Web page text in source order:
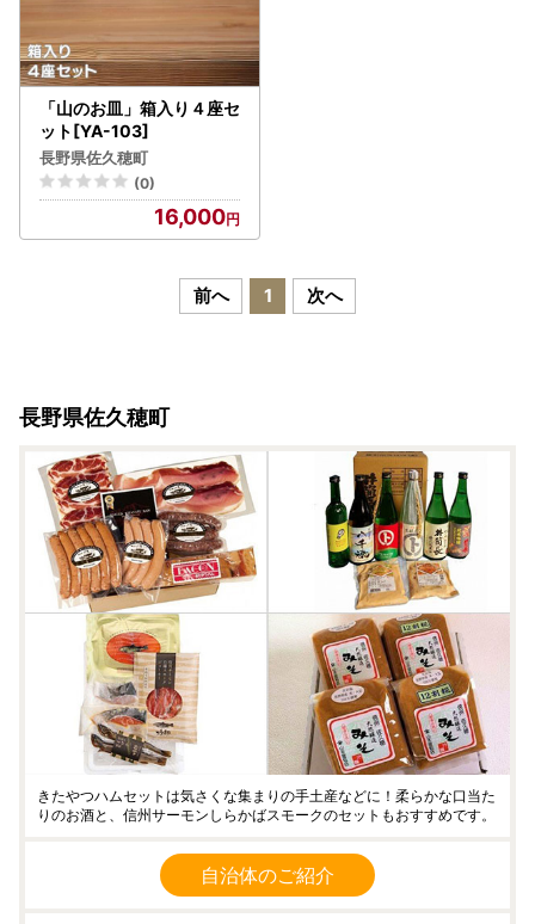
「山のお皿」箱入り４座セ
ット[YA-103]
長野県佐久穂町
(0)
16,000
前へ 1 次へ
長野県佐久穂町
きたやつハムセットは気さくな集まりの手土産などに！柔らかな口当た
りのお酒と、信州サーモンしらかばスモークのセットもおすすめです。
自治体のご紹介